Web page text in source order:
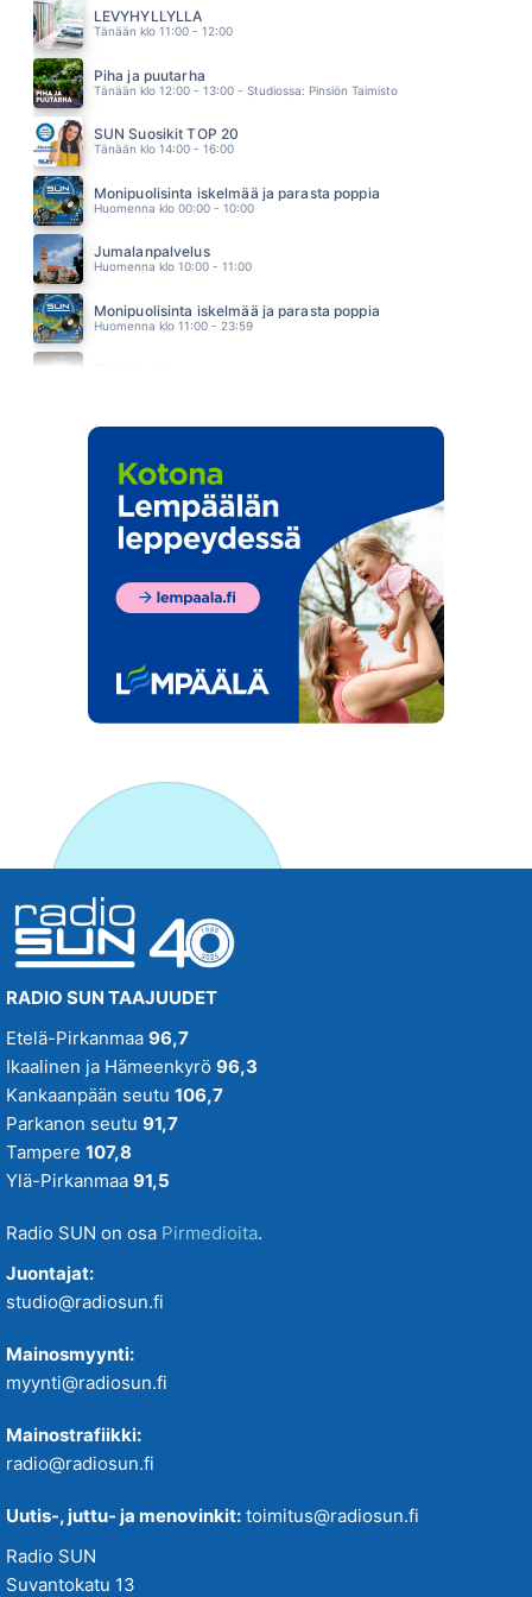
JANNE HURME
16.37
ESSI WUORELA
16.33
LEVYHYLLYLLÄ
Tänään klo 11:00 - 12:00
Piha ja puutarha
Tänään klo 12:00 - 13:00 - Studiossa: Pinsiön Taimisto
SUN Suosikit TOP 20
Tänään klo 14:00 - 16:00
Monipuolisinta iskelmää ja parasta poppia
Huomenna klo 00:00 - 10:00
Jumalanpalvelus
Huomenna klo 10:00 - 11:00
Monipuolisinta iskelmää ja parasta poppia
Huomenna klo 11:00 - 23:59
RADIO SUN TAAJUUDET
Etelä-Pirkanmaa 96,7
Ikaalinen ja Hämeenkyrö 96,3
Kankaanpään seutu 106,7
Parkanon seutu 91,7
Tampere 107,8
Ylä-Pirkanmaa 91,5
Radio SUN on osa Pirmedioita.
Juontajat:
studio@radiosun.fi
Mainosmyynti:
myynti@radiosun.fi
Mainostrafiikki:
radio@radiosun.fi
Uutis-, juttu- ja menovinkit: toimitus@radiosun.fi
Radio SUN
Suvantokatu 13